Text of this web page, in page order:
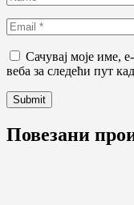
Сачувај моје име,
веба за следећи пут
Повезани